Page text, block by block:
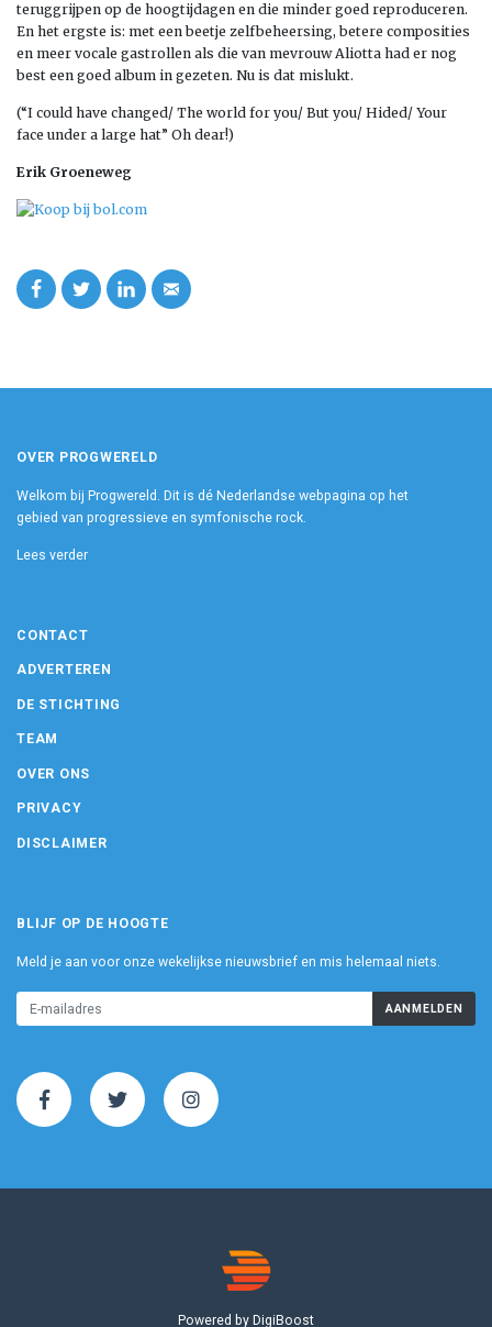
teruggrijpen op de hoogtijdagen en die minder goed reproduceren.
En het ergste is: met een beetje zelfbeheersing, betere composities
en meer vocale gastrollen als die van mevrouw Aliotta had er nog
best een goed album in gezeten. Nu is dat mislukt.
(“I could have changed/ The world for you/ But you/ Hided/ Your
face under a large hat” Oh dear!)
Erik Groeneweg
OVER PROGWERELD
Welkom bij Progwereld. Dit is dé Nederlandse webpagina op het
gebied van progressieve en symfonische rock.
Lees verder
CONTACT
ADVERTEREN
DE STICHTING
TEAM
OVER ONS
PRIVACY
DISCLAIMER
BLIJF OP DE HOOGTE
Meld je aan voor onze wekelijkse nieuwsbrief en mis helemaal niets.
AANMELDEN
Powered by DigiBoost